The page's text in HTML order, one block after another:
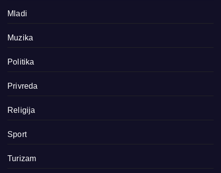
Mladi
Muzika
Politika
Privreda
Religija
Sport
Turizam